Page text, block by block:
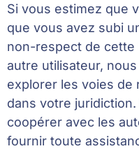
Si vous estimez que
que vous avez subi
non-respect de cette
autre utilisateur,
explorer les voies de
dans votre
coopérer avec les
fournir toute